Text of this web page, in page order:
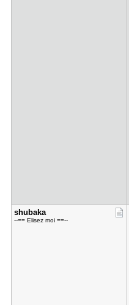
shubaka
--== Elisez moi ==--